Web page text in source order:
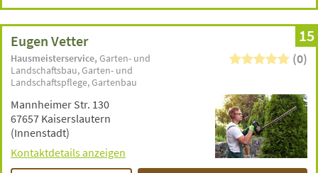
15
Eugen Vetter
Hausmeisterservice Garten- und
Landschaftsbau Garten- und
Landschaftspflege Gartenbau
(0)
Mannheimer Str. 130
67657 Kaiserslautern
(Innenstadt)
Kontaktdetails anzeigen